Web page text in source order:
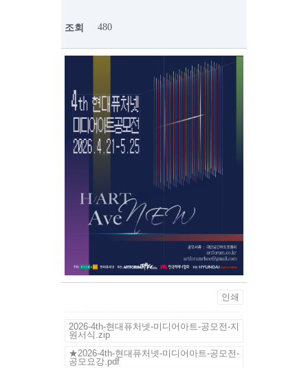
조회 480
인쇄
2026-4th-현대퓨처넷-미디어아트-공모전-지
원서식.zip
★2026-4th-현대퓨처넷-미디어아트-공모전-
공모요강.pdf